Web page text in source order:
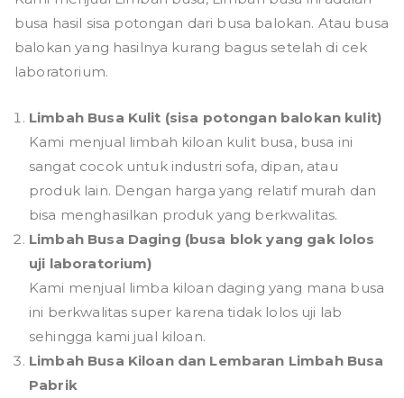
busa hasil sisa potongan dari busa balokan. Atau busa
balokan yang hasilnya kurang bagus setelah di cek
laboratorium.
Limbah Busa Kulit (sisa potongan balokan kulit)
Kami menjual limbah kiloan kulit busa, busa ini
sangat cocok untuk industri sofa, dipan, atau
produk lain. Dengan harga yang relatif murah dan
bisa menghasilkan produk yang berkwalitas.
Limbah Busa Daging (busa blok yang gak lolos
uji laboratorium)
Kami menjual limba kiloan daging yang mana busa
ini berkwalitas super karena tidak lolos uji lab
sehingga kami jual kiloan.
Limbah Busa Kiloan dan Lembaran Limbah Busa
Pabrik